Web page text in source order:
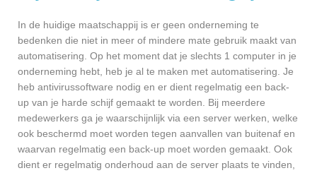
In de huidige maatschappij is er geen onderneming te
bedenken die niet in meer of mindere mate gebruik maakt van
automatisering. Op het moment dat je slechts 1 computer in je
onderneming hebt, heb je al te maken met automatisering. Je
heb antivirussoftware nodig en er dient regelmatig een back-
up van je harde schijf gemaakt te worden. Bij meerdere
medewerkers ga je waarschijnlijk via een server werken, welke
ook beschermd moet worden tegen aanvallen van buitenaf en
waarvan regelmatig een back-up moet worden gemaakt. Ook
dient er regelmatig onderhoud aan de server plaats te vinden,